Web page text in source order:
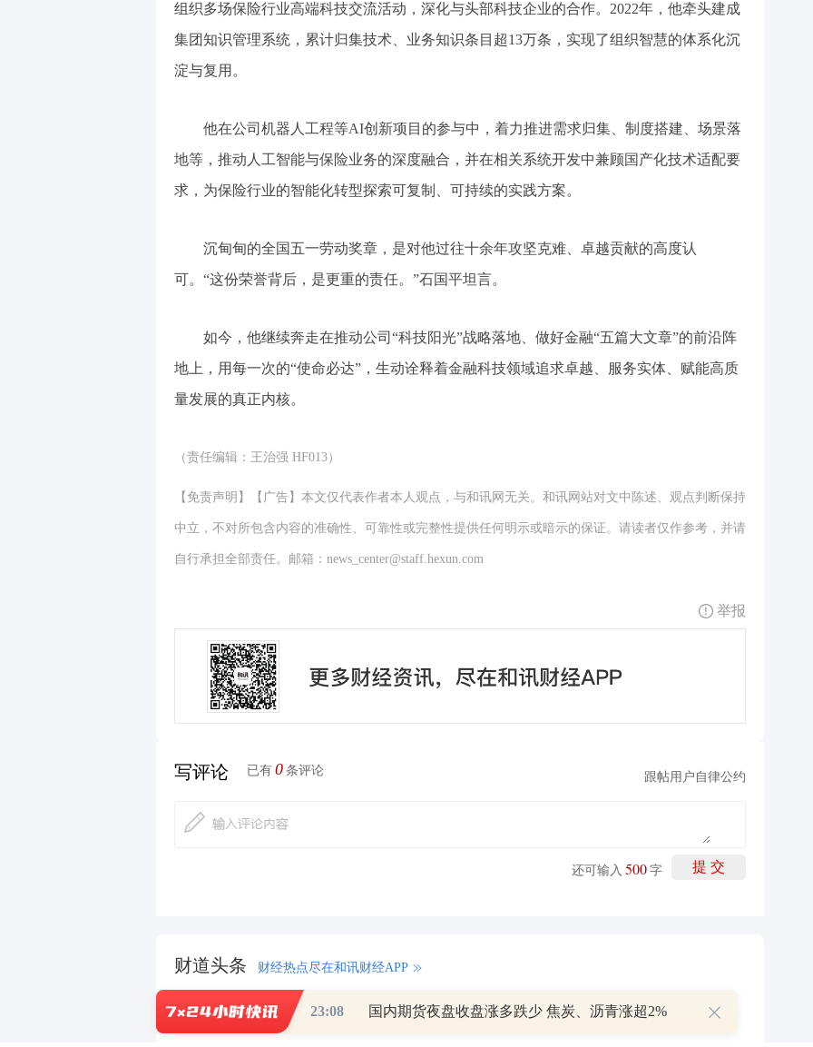
组织多场保险行业高端科技交流活动，深化与头部科技企业的合作。2022年，他牵头建成
集团知识管理系统，累计归集技术、业务知识条目超13万条，实现了组织智慧的体系化沉
淀与复用。
他在公司机器人工程等AI创新项目的参与中，着力推进需求归集、制度搭建、场景落
地等，推动人工智能与保险业务的深度融合，并在相关系统开发中兼顾国产化技术适配要
求，为保险行业的智能化转型探索可复制、可持续的实践方案。
沉甸甸的全国五一劳动奖章，是对他过往十余年攻坚克难、卓越贡献的高度认
可。“这份荣誉背后，是更重的责任。”石国平坦言。
如今，他继续奔走在推动公司“科技阳光”战略落地、做好金融“五篇大文章”的前沿阵
地上，用每一次的“使命必达”，生动诠释着金融科技领域追求卓越、服务实体、赋能高质
量发展的真正内核。
（责任编辑：王治强 HF013）
【免责声明】【广告】本文仅代表作者本人观点，与和讯网无关。和讯网站对文中陈述、观点判断保持
中立，不对所包含内容的准确性、可靠性或完整性提供任何明示或暗示的保证。请读者仅作参考，并请
自行承担全部责任。邮箱：news_center@staff.hexun.com
举报
写评论 已有 0 条评论 跟帖用户自律公约
提 交
还可输入 500 字
财道头条 财经热点尽在和讯财经APP
重磅利好刺激叠加估值修复预期 主力逆势抄底一只中药龙头股
23:08 国内期货夜盘收盘涨多跌少 焦炭、沥青涨超2%